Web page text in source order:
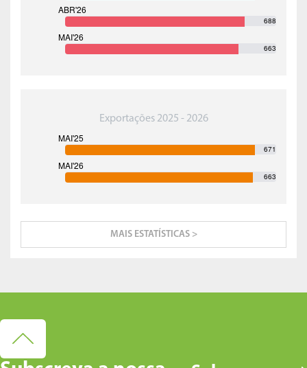
688
663
Exportações 2025 - 2026
671
663
MAIS ESTATÍSTICAS >